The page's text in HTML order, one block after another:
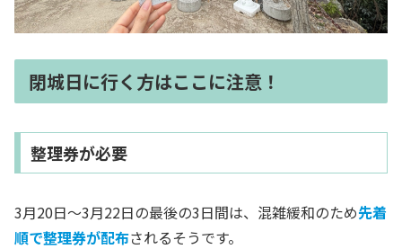
閉城日に行く方はここに注意！
整理券が必要
3月20日～3月22日の最後の3日間は、混雑緩和のため先着
順で整理券が配布されるそうです。